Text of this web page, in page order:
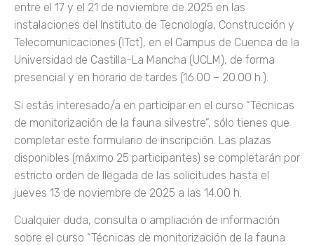
entre el 17 y el 21 de noviembre de 2025 en las
instalaciones del Instituto de Tecnología, Construcción y
Telecomunicaciones (ITct), en el Campus de Cuenca de la
Universidad de Castilla-La Mancha (UCLM), de forma
presencial y en horario de tardes (16.00 – 20.00 h.).
Si estás interesado/a en participar en el curso “Técnicas
de monitorización de la fauna silvestre”, sólo tienes que
completar este formulario de inscripción. Las plazas
disponibles (máximo 25 participantes) se completarán por
estricto orden de llegada de las solicitudes hasta el
jueves 13 de noviembre de 2025 a las 14.00 h.
Cualquier duda, consulta o ampliación de información
sobre el curso “Técnicas de monitorización de la fauna